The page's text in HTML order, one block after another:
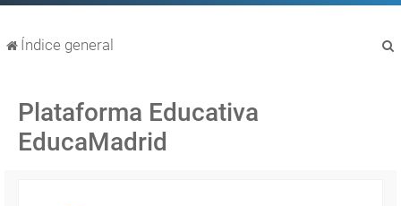
Índice general
Plataforma Educativa
EducaMadrid